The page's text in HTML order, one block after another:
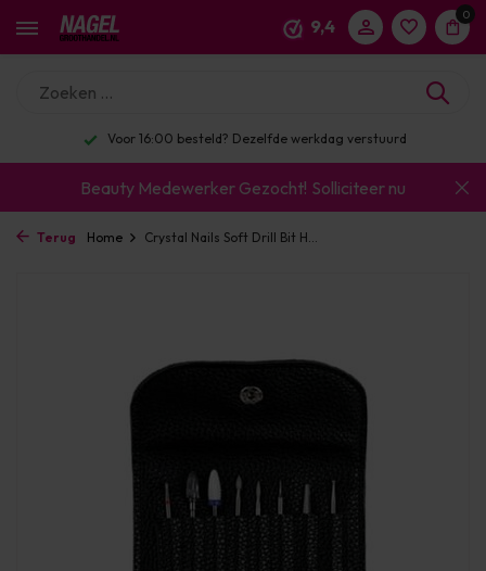
9,4
0
Voor 16:00 besteld? Dezelfde werkdag verstuurd
Beauty Medewerker Gezocht! Solliciteer nu
Terug Home Crystal Nails Soft Drill Bit H...